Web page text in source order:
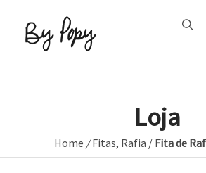
Loja
Home /Fitas, Rafia / Fita de